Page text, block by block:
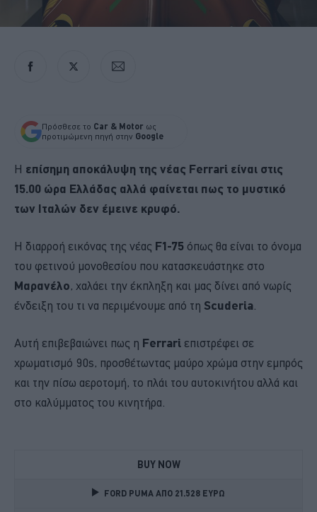
Πρόσθεσε το Car & Motor ως
προτιμώμενη πηγή στην Google
Η επίσημη αποκάλυψη της νέας Ferrari είναι στις
15.00 ώρα Ελλάδας αλλά φαίνεται πως το μυστικό
των Ιταλών δεν έμεινε κρυφό.
Η διαρροή εικόνας της νέας F1-75 όπως θα είναι το όνομα
του φετινού μονοθεσίου που κατασκευάστηκε στο
Μαρανέλο, χαλάει την έκπληξη και μας δίνει από νωρίς
ένδειξη του τι να περιμένουμε από τη Scuderia
Αυτή επιβεβαιώνει πως η Ferrari επιστρέφει σε
χρωματισμό 90s, προσθέτωντας μαύρο χρώμα στην εμπρός
και την πίσω αεροτομή, το πλάι του αυτοκινήτου αλλά και
στο καλύμματος του κινητήρα.
BUY NOW
FORD PUMA ΑΠΟ 21.528 ΕΥΡΩ